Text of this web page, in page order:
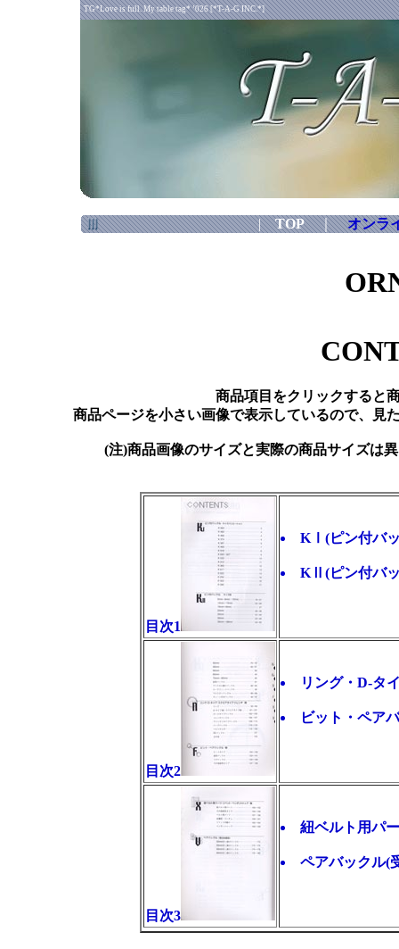
TG*Love is full. My table tag* ’026 [*T-A-G INC.*]
|TOP｜オンラ
商品項目をクリックすると
商品ページを小さい画像で表示しているので、見
(注)商品画像のサイズと実際の商品サイズは
目次1
KⅠ(ピン付バ
KⅡ(ピン付バ
目次2
リング・D-タ
ビット・ペア
目次3
紐ベルト用パ
ペアバックル(